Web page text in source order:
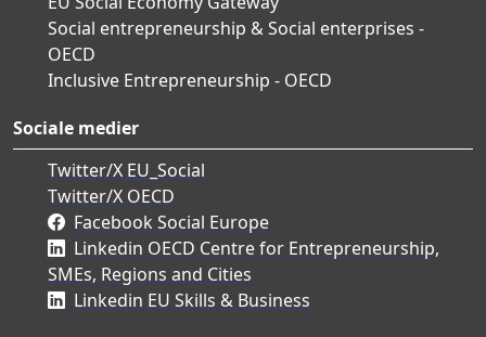
Social entrepreneurship & Social enterprises -
OECD
Inclusive Entrepreneurship - OECD
Sociale medier
Twitter/X EU_Social
Twitter/X OECD
Facebook Social Europe
Linkedin OECD Centre for Entrepreneurship,
SMEs, Regions and Cities
Linkedin EU Skills & Business